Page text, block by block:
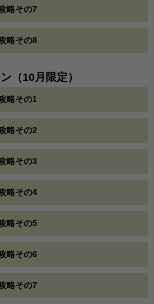
略その7
略その8
（10月限定）
略その1
略その2
略その3
略その4
略その5
略その6
略その7